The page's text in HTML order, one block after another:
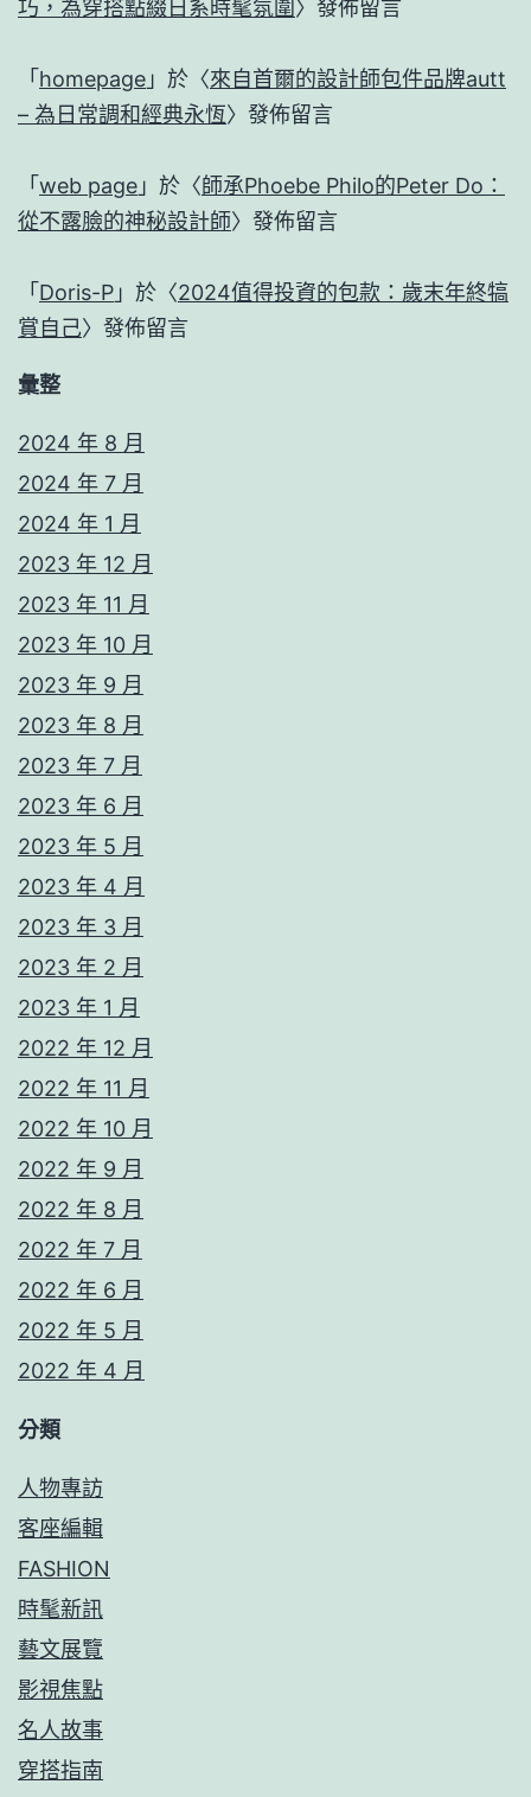
巧，為穿搭點綴日系時髦氛圍 〉發佈留言
「 homepage 」於〈來自首爾的設計師包件品牌autt
– 為日常調和經典永恆〉發佈留言
「 web page 」於〈師承Phoebe Philo的Peter Do：
從不露臉的神秘設計師〉發佈留言
「 Doris-P 」於〈2024值得投資的包款：歲末年終犒
賞自己〉發佈留言
彙整
2024 年 8 月
2024 年 7 月
2024 年 1 月
2023 年 12 月
2023 年 11 月
2023 年 10 月
2023 年 9 月
2023 年 8 月
2023 年 7 月
2023 年 6 月
2023 年 5 月
2023 年 4 月
2023 年 3 月
2023 年 2 月
2023 年 1 月
2022 年 12 月
2022 年 11 月
2022 年 10 月
2022 年 9 月
2022 年 8 月
2022 年 7 月
2022 年 6 月
2022 年 5 月
2022 年 4 月
分類
人物專訪
客座編輯
FASHION
時髦新訊
藝文展覽
影視焦點
名人故事
穿搭指南